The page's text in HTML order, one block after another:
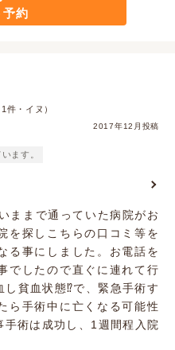
予約
件・イヌ）
2017年12月投稿
ます。
ままで通っていた病院がお
を探しこちらの口コミ等を
る事にしました。お電話を
でしたので直ぐに連れて行
し貧血状態⁉︎で、緊急手術す
ら手術中に亡くなる可能性
手術は成功し、1週間程入院